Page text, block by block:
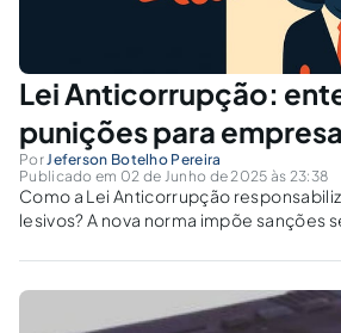
Lei Anticorrupção:
punições para
Por Jeferson Botelho Pereira
Publicado em 02 de Junho de 2025 às 23:38
Como a Lei Anticorrupção
lesivos? A nova norma impõe sanções